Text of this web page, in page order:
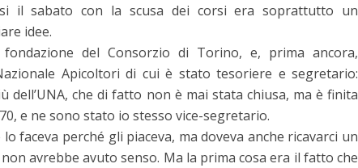
il sabato con la scusa dei corsi era soprattutto un
idee.
del Consorzio di Torino, e, prima ancora,
Apicoltori di cui è stato tesoriere e segretario:
dell’UNA, che di fatto non è mai stata chiusa, ma è finita
e ne sono stato io stesso vice-segretario.
faceva perché gli piaceva, ma doveva anche ricavarci un
avrebbe avuto senso. Ma la prima cosa era il fatto che